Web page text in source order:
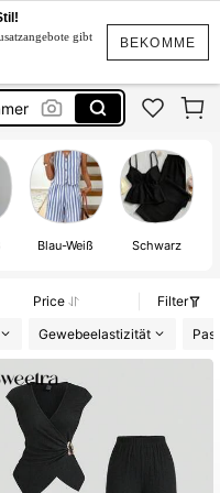
BEKOMME
gibt
Blau-Weiß Schwarz
Price
Filter
Gewebeelastizität